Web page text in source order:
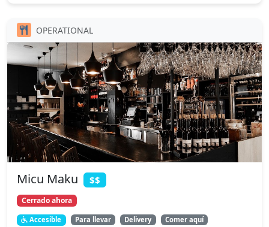
OPERATIONAL
Micu Maku $$
Cerrado ahora
Accesible Para llevar Delivery Comer aquí